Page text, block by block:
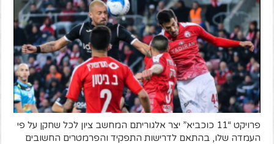
פרויקט “11 כוכביא” יצר אלגוריתם המחשב ציון לכל שחקן על פי
העמדה שלו, בהתאם לדרישות התפקיד והפרמטרים החשובים